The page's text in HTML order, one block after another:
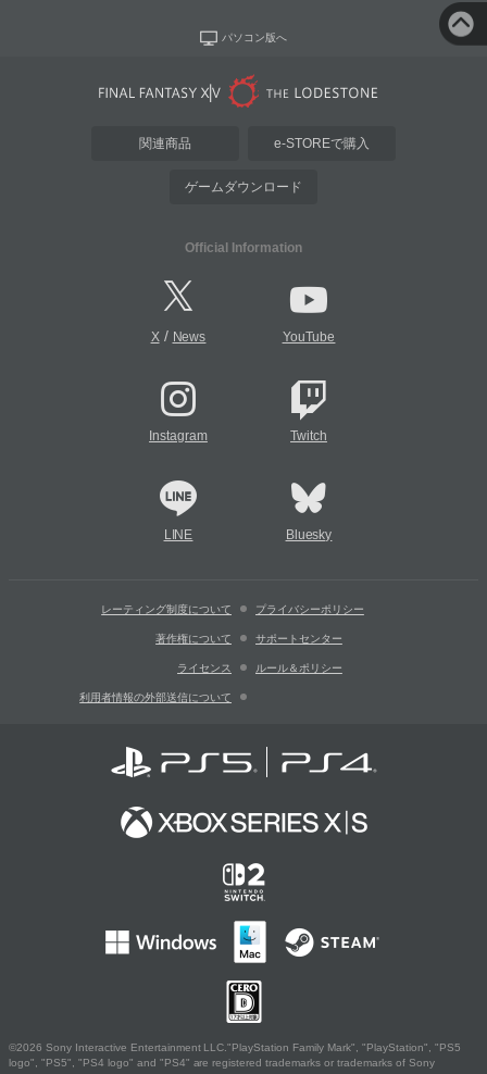
パソコン版へ
関連商品 e-STOREで購入
ゲームダウンロード
Official Information
X/ News YouTube
Instagram Twitch
LINE Bluesky
レーティング制度について プライバシーポリシー
著作権について サポートセンター
ライセンス ルール＆ポリシー
利用者情報の外部送信について
©2026 Sony Interactive Entertainment LLC."PlayStation Family Mark", "PlayStation", "PS5
logo", "PS5", "PS4 logo" and "PS4" are registered trademarks or trademarks of Sony